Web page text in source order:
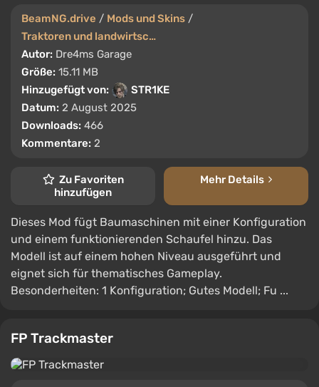
BeamNG.drive / Mods und Skins /
Traktoren und landwirtschaftliche Maschinen
Autor: Dre4ms Garage
Größe: 15.11 MB
Hinzugefügt von:
STR1KE
Datum: 2 August 2025
Downloads: 466
Kommentare: 2
Zu Favoriten
hinzufügen
Mehr Details
Dieses Mod fügt Baumaschinen mit einer Konfiguration
und einem funktionierenden Schaufel hinzu. Das
Modell ist auf einem hohen Niveau ausgeführt und
eignet sich für thematisches Gameplay.
Besonderheiten: 1 Konfiguration; Gutes Modell; Fu ...
FP Trackmaster